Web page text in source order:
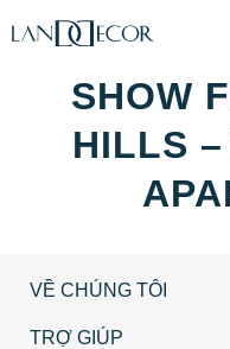
SHOW
HILLS
VỀ CHÚNG TÔI
TRỢ GIÚP